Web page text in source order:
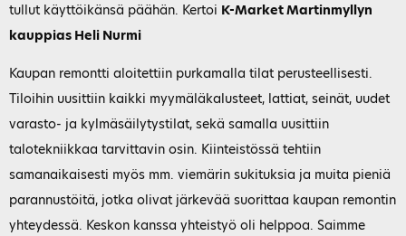
tullut käyttöikänsä päähän. Kertoi K-Market Martinmyllyn
kauppias Heli Nurmi
Kaupan remontti aloitettiin purkamalla tilat perusteellisesti.
Tiloihin uusittiin kaikki myymäläkalusteet, lattiat, seinät, uudet
varasto- ja kylmäsäilytystilat, sekä samalla uusittiin
talotekniikkaa tarvittavin osin. Kiinteistössä tehtiin
samanaikaisesti myös mm. viemärin sukituksia ja muita pieniä
parannustöitä, jotka olivat järkevää suorittaa kaupan remontin
yhteydessä. Keskon kanssa yhteistyö oli helppoa. Saimme